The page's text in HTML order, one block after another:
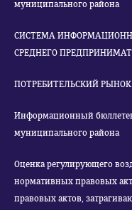
муниципального района
СИСТЕМА
СРЕДНЕГО
ПОТРЕБИТЕЛЬСКИЙ
Информационный
муниципального района
Оценка регулирующего
нормативных правовых
правовых актов,